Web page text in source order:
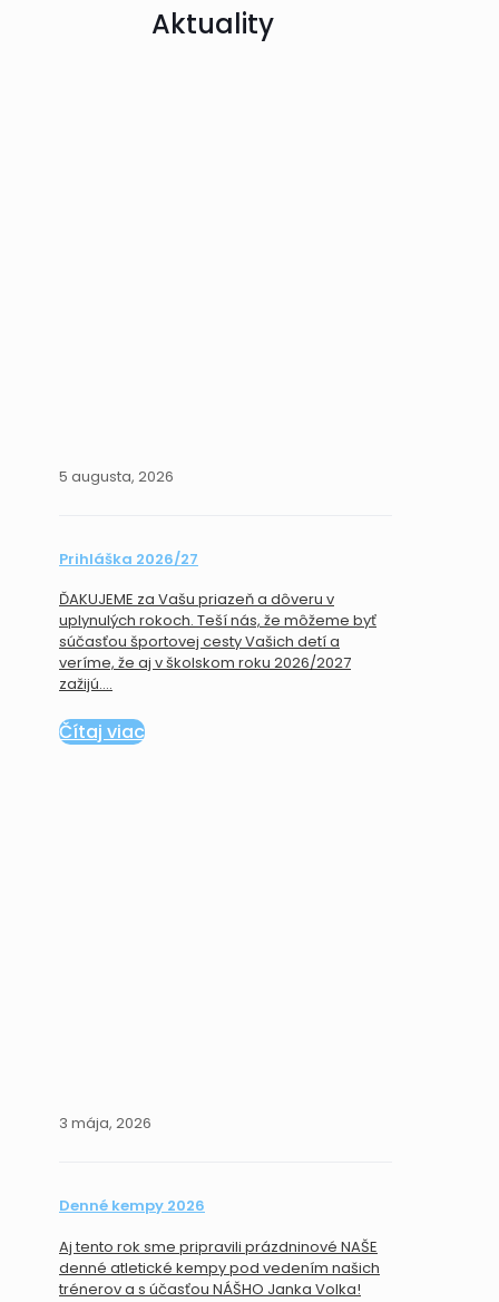
Aktuality
5 augusta, 2026
Prihláška 2026/27
ĎAKUJEME za Vašu priazeň a dôveru v
uplynulých rokoch. Teší nás, že môžeme byť
súčasťou športovej cesty Vašich detí a
veríme, že aj v školskom roku 2026/2027
zažijú....
Čítaj viac
3 mája, 2026
Denné kempy 2026
Aj tento rok sme pripravili prázdninové NAŠE
denné atletické kempy pod vedením našich
trénerov a s účasťou NÁŠHO Janka Volka!